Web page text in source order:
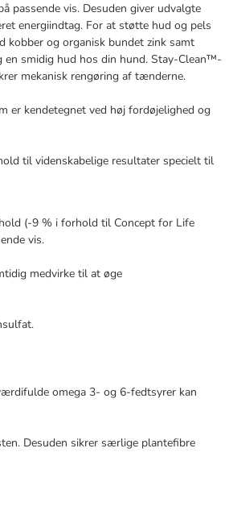
passende vis. Desuden giver udvalgte
energiindtag. For at støtte hud og pels
kobber og organisk bundet zink samt
smidig hud hos din hund. Stay-Clean™-
mekanisk rengøring af tænderne.
er kendetegnet ved høj fordøjelighed og
til videnskabelige resultater specielt til
(-9 % i forhold til Concept for Life
vis.
medvirke til at øge
omega 3- og 6-fedtsyrer kan
Desuden sikrer særlige plantefibre